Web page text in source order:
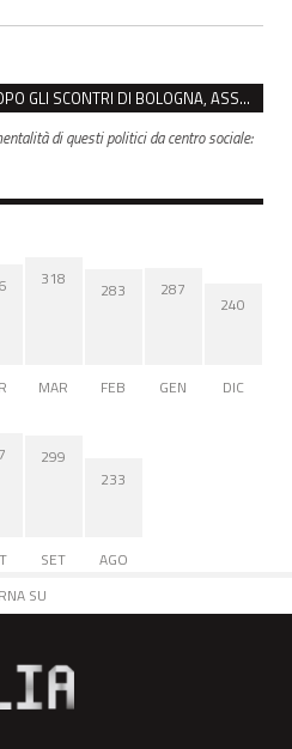
MINACCE ONLINE A LEPORE DOPO GLI SCONTRI DI BOLOGNA, ASSEGNATA LA SCORTA AL SINDACO
di questi politici da centro sociale:
318
MAR
283
FEB
287
GEN
240
DIC
299
SET
233
AGO
SU